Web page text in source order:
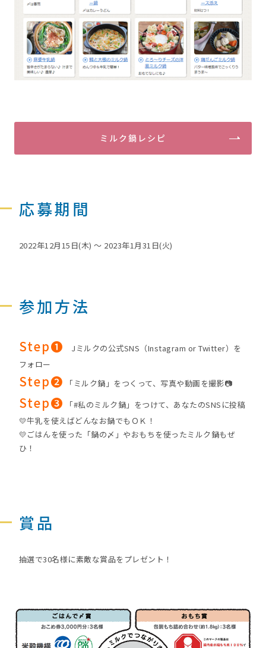
ミルク鍋レシピ
応募期間
2022年12月15日(木) ～ 2023年1月31日(火)
参加方法
Step❶ Jミルクの公式SNS（Instagram or Twitter）を
フォロー
Step❷ 「ミルク鍋」をつくって、写真や動画を撮影📷
Step➌ 「#私のミルク鍋」をつけて、あなたのSNSに投稿
💛牛乳を使えばどんなお鍋でもＯＫ！
💛ごはんを使った「鍋の〆」やおもちを使ったミルク鍋もぜ
ひ！
賞品
抽選で30名様に素敵な賞品をプレゼント！